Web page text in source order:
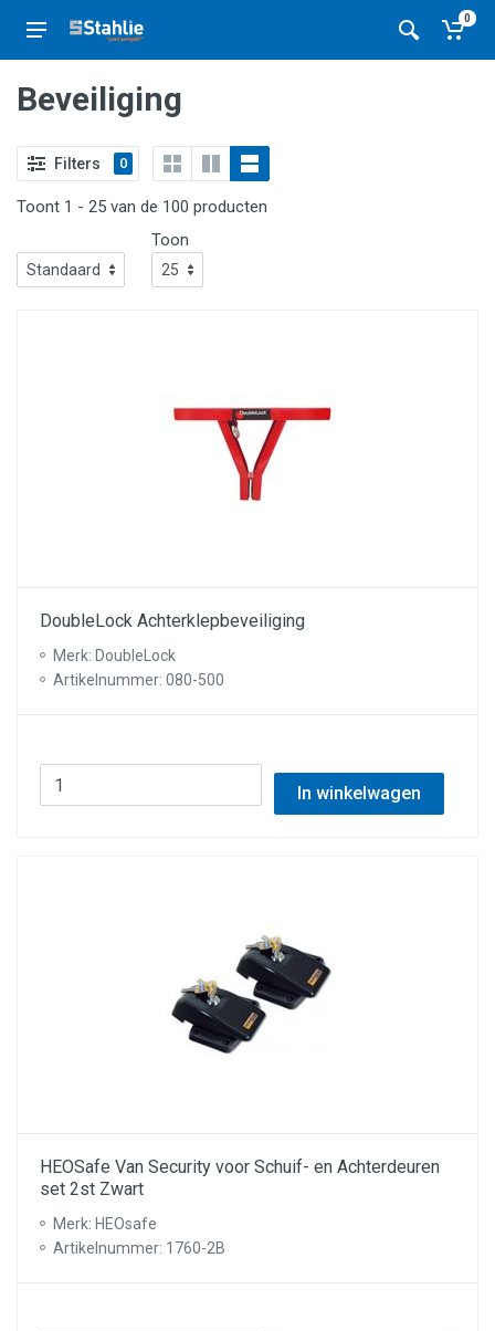
0
Beveiliging
Filters 0
Toont 1 - 25 van de 100 producten
Toon
DoubleLock Achterklepbeveiliging
Merk: DoubleLock
Artikelnummer: 080-500
In winkelwagen
HEOSafe Van Security voor Schuif- en Achterdeuren
set 2st Zwart
Merk: HEOsafe
Artikelnummer: 1760-2B